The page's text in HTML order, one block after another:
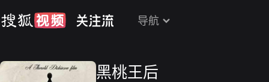
导航
黑桃王后